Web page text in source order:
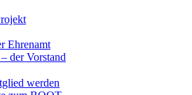
Ehrenamt
der Vorstand
werden